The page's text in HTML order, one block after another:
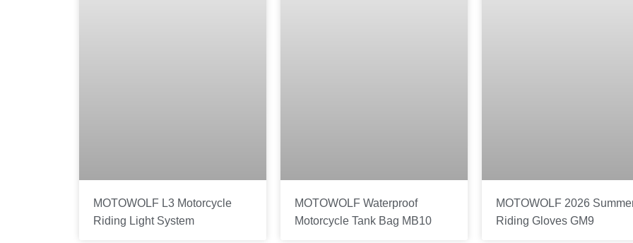
MOTOWOLF L3 Motorcycle
Riding Light System
MOTOWOLF Waterproof
Motorcycle Tank Bag MB10
MOTOWOLF 2026
Riding Gloves GM9